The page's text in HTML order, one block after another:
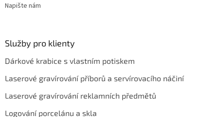
Napište nám
Služby pro klienty
Dárkové krabice s vlastním potiskem
Laserové gravírování příborů a servírovacího náčiní
Laserové gravírování reklamních předmětů
Logování porcelánu a skla